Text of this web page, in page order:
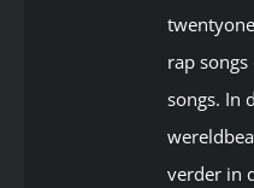
rap
songs. In
verder in